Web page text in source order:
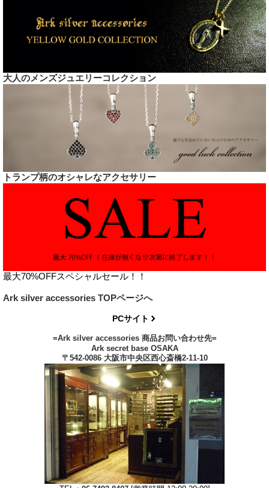
大人のメンズジュエリーコレクション
トランプ柄のオシャレなアクセサリー
最大70%OFFスペシャルセール！！
Ark silver accessories TOPページへ
PCサイト
=Ark silver accessories 商品お問い合わせ先=
Ark secret base OSAKA
〒542-0086 大阪市中央区西心斎橋2-11-10